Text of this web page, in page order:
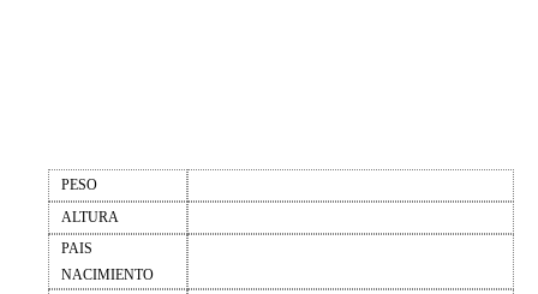
PESO
ALTURA
PAIS
NACIMIENTO